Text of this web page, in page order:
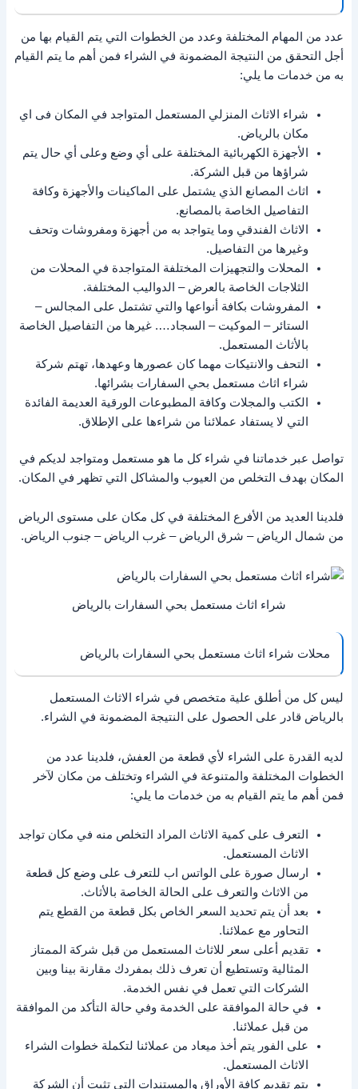
عدد من المهام المختلفة وعدد من الخطوات التي يتم القيام بها من
أجل التحقق من النتيجة المضمونة في الشراء فمن أهم ما يتم القيام
به من خدمات ما يلي:
شراء الاثاث المنزلي المستعمل المتواجد في المكان فى اي
مكان بالرياض.
الأجهزة الكهربائية المختلفة على أي وضع وعلى أي حال يتم
شراؤها من قبل الشركة.
اثاث المصانع الذي يشتمل على الماكينات والأجهزة وكافة
التفاصيل الخاصة بالمصانع.
الاثاث الفندقي وما يتواجد به من أجهزة ومفروشات وتحف
وغيرها من التفاصيل.
المحلات والتجهيزات المختلفة المتواجدة في المحلات من
الثلاجات الخاصة بالعرض – الدواليب المختلفة.
المفروشات بكافة أنواعها والتي تشتمل على المجالس –
الستائر – الموكيت – السجاد…. غيرها من التفاصيل الخاصة
بالأثاث المستعمل.
التحف والانتيكات مهما كان عصورها وعهدها، تهتم شركة
شراء اثاث مستعمل بحي السفارات بشرائها.
الكتب والمجلات وكافة المطبوعات الورقية العديمة الفائدة
التي لا يستفاد عملائنا من شراءها على الإطلاق.
تواصل عبر خدماتنا في شراء كل ما هو مستعمل ومتواجد لديكم في
المكان بهدف التخلص من العيوب والمشاكل التي تظهر في المكان.
فلدينا العديد من الأفرع المختلفة في كل مكان على مستوى الرياض
من شمال الرياض – شرق الرياض – غرب الرياض – جنوب الرياض.
شراء اثاث مستعمل بحي السفارات بالرياض
محلات شراء اثاث مستعمل بحي السفارات بالرياض
ليس كل من أطلق علية متخصص في شراء الاثاث المستعمل
بالرياض قادر على الحصول على النتيجة المضمونة في الشراء.
لديه القدرة على الشراء لأي قطعة من العفش، فلدينا عدد من
الخطوات المختلفة والمتنوعة في الشراء وتختلف من مكان لآخر
فمن أهم ما يتم القيام به من خدمات ما يلي:
التعرف على كمية الاثاث المراد التخلص منه في مكان تواجد
الاثاث المستعمل.
ارسال صورة على الواتس اب للتعرف على وضع كل قطعة
من الاثاث والتعرف على الحالة الخاصة بالأثاث.
بعد أن يتم تحديد السعر الخاص بكل قطعة من القطع يتم
التحاور مع عملائنا.
تقديم أعلى سعر للاثاث المستعمل من قبل شركة الممتاز
المثالية وتستطيع أن تعرف ذلك بمفردك مقارنة بينا وبين
الشركات التي تعمل في نفس الخدمة.
في حالة الموافقة على الخدمة وفي حالة التأكد من الموافقة
من قبل عملائنا.
على الفور يتم أخذ ميعاد من عملائنا لتكملة خطوات الشراء
الاثاث المستعمل.
يتم تقديم كافة الأوراق والمستندات التي تثبت أن الشركة